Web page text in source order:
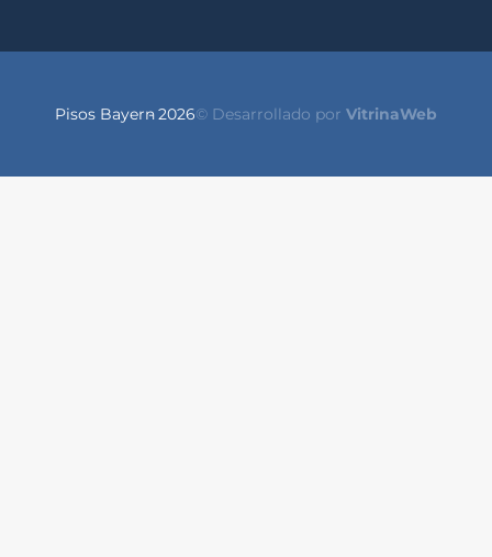
Pisos Bayern- 2026© Desarrollado por VitrinaWeb